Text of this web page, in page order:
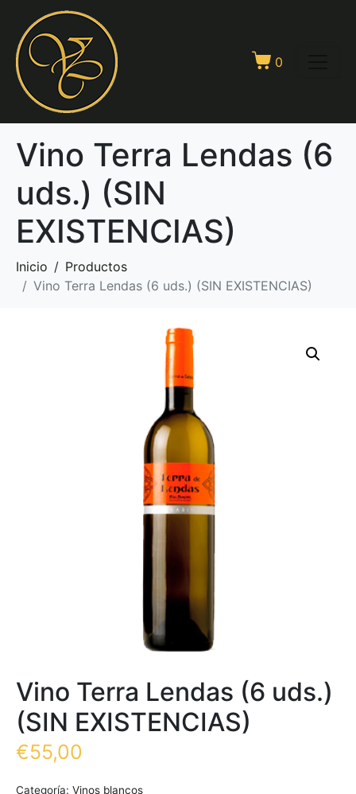
0
Vino Terra Lendas (6
uds.) (SIN
EXISTENCIAS)
Inicio
Productos
Vino Terra Lendas (6 uds.) (SIN EXISTENCIAS)
Vino Terra Lendas (6 uds.)
(SIN EXISTENCIAS)
€55,00
Categoría: Vinos blancos